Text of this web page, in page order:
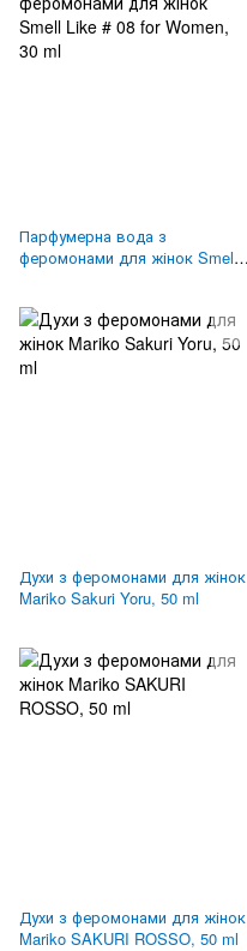
Парфумерна вода з
феромонами для жінок Smell
Духи з феромонами для жінок
Mariko Sakuri Yoru, 50 ml
Духи з феромонами для жінок
Mariko SAKURI ROSSO, 50 ml